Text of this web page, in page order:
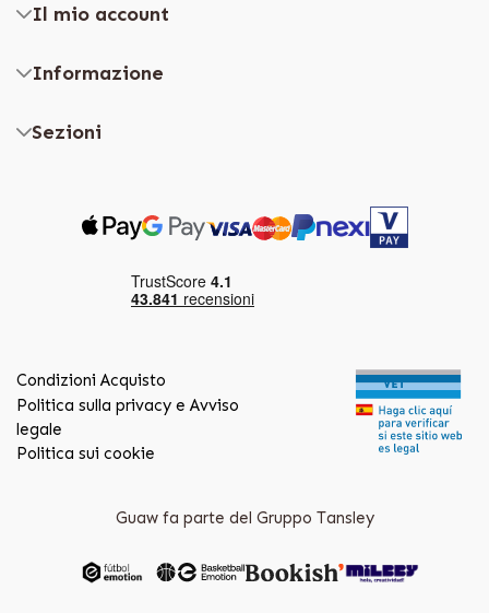
Il mio account
Informazione
Sezioni
Condizioni Acquisto
Politica sulla privacy e Avviso
legale
Politica sui cookie
Guaw fa parte del Gruppo Tansley